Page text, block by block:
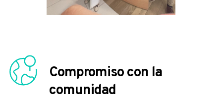
Compromiso con la
comunidad